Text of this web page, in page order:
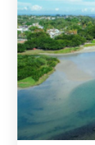
those looking
famous
village in the
Lislet-